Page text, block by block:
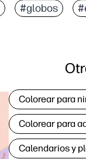
#globos
Colorear para
Colorear para
Calendarios y